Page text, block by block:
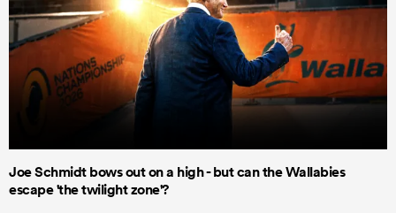
Joe Schmidt bows out on a high - but can the Wallabies
escape 'the twilight zone'?